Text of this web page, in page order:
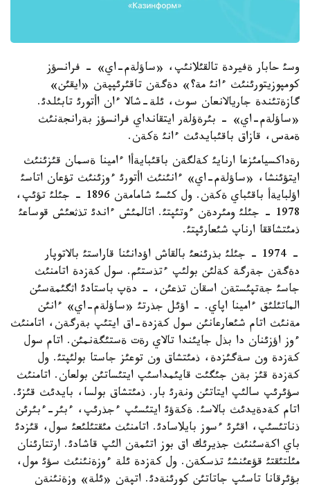
وسئ حابار ةفيردة تالقئلانئپ، «ساؤلةم-اي» - فرانسؤز
كومپوزيتورئنئث ءانئ مة؟» دةگةن تاقئرئپپةن «ايقئن»
گازةتئندة جاريالانعان سوث، ئلة-شالا ءان اأتورئ تابئلدئ.
«ساؤلةم-اي» - بئرةؤلةر ايتقانداي فرانسؤز بةرانجةنئث
ةمةس، قازاق باقئبايدئث ءانئ ةكةن.
رةداكسيامئزعا ارنايئ كةلگةن باقئبايةأا ءامينا ةسمان قئزئنئث
ايتؤئنشا، «ساؤلةم-اي» ءانئنئث اأتورئ ءوزئنئث تؤعان اتاسئ
اؤلبايةأ باقئباي ةكةن. ول كئسئ شامامةن 1896 - جئلئ تؤئپ،
1978 - جئلئ ومئردةن ءوتئپتئ. اتالمئش ءاندئ تذثعئش قوساعئ
ذمئتشاققا ارناپ شئعارئپتئ.
- 1974 - جئلئ بذرئنعئ بالقاش اؤدانئنا قاراستئ بالاتوپار
دةگةن جةرگة كةلئن بولئپ ءتذستئم. سول كةزدة اتامنئث
جاسئ جةتپئستةن اسقان تذعئن، - دةپ باستادئ اثگئمةسئن
الماتئلئق ءامينا اپاي. - اؤئل جذرتئ «ساؤلةم-اي» ءانئن
مةنئث اتام شئعارعانئن سول كةزدة-اق ايتئپ بةرگةن، اتامنئث
ءوز اؤزئنان دا بذل جايئندا تالاي رةت ةستئگةنمئن. اتام سول
كةزدة ون سةگئزدة، ذمئتشاق ون توعئز جاستا بولئپتئ. ول
كةزدة قئز بةن جئگئت قايئمداسئپ ايتئساتئن بولعان. اتامنئث
سؤئرئپ سالئپ ايتاتئن ونةرئ بار. ذمئتشاق بولسا، بايدئث قئزئ.
اتام كةدةيدئث بالاسئ. ةكةؤئ ايتئسئپ ءجذرئپ، ءبئر-ءبئرئن
ذناتئسئپ، اقئرئ ءسوز بايلاسادئ. اتامنئث مئقتئلئعئ سول، قئزدئ
باي اكةسئنئث جذيرئك اق بوز اتئمةن الئپ قاشادئ. ارتتارئنان
مئلتئقتئ قؤعئنشئ تذسكةن. ول كةزدة ئلة ءوزةنئنئث سؤئ مول،
بؤئرقانا تاسئپ جاتاتئن كورئنةدئ. اتپةن «ئلة» وزةنئنةن